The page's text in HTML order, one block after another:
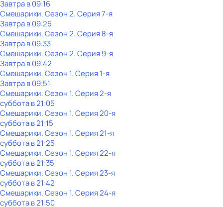
Завтра в 09:16
Смешарики. Сезон 2. Серия 7-я
Завтра в 09:25
Смешарики. Сезон 2. Серия 8-я
Завтра в 09:33
Смешарики. Сезон 2. Серия 9-я
Завтра в 09:42
Смешарики. Сезон 1. Серия 1-я
Завтра в 09:51
Смешарики. Сезон 1. Серия 2-я
субботав21:05
Смешарики. Сезон 1. Серия 20-я
субботав21:15
Смешарики. Сезон 1. Серия 21-я
субботав21:25
Смешарики. Сезон 1. Серия 22-я
субботав21:35
Смешарики. Сезон 1. Серия 23-я
субботав21:42
Смешарики. Сезон 1. Серия 24-я
субботав21:50